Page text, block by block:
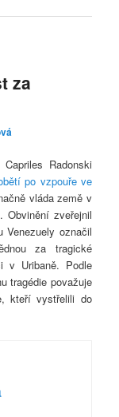
za
Radonski
po vzpouře ve
vláda země v
Obvinění zveřejnil
označil
za tragické
v Uribaně. Podle
tragédie považuje
kteří vystřelili do